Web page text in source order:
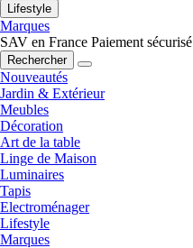
Lifestyle
Marques
SAV en France Paiement sécurisé
Rechercher
Nouveautés
Jardin & Extérieur
Meubles
Décoration
Art de la table
Linge de Maison
Luminaires
Tapis
Electroménager
Lifestyle
Marques